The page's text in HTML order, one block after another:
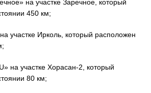
на участке Заречное, который
450 км;
участке Ирколь, который расположен
на участке Хорасан-2, который
80 км;